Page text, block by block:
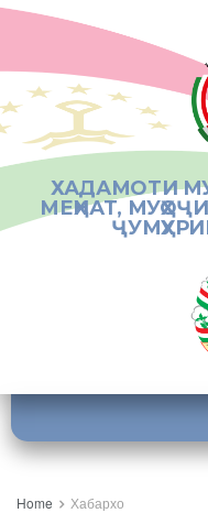
ХАДАМОТИ
МЕҲНАТ,
Home Хабархо